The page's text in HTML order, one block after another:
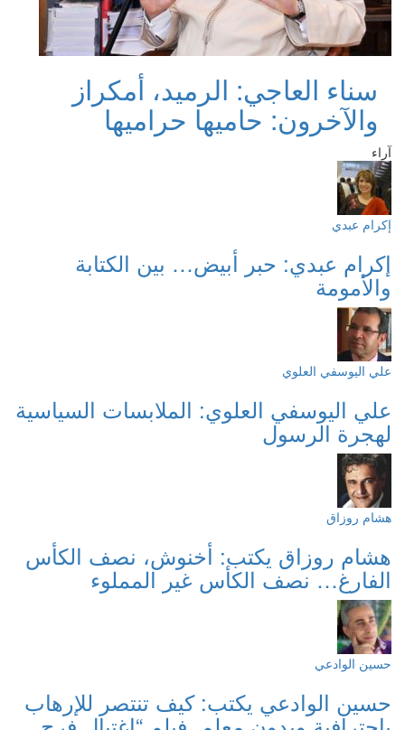
سناء العاجي: الرميد، أمكراز
والآخرون: حاميها حراميها
آراء
إكرام عبدي
إكرام عبدي: حبر أبيض… بين الكتابة
والأمومة
علي اليوسفي العلوي
علي اليوسفي العلوي: الملابسات السياسية
لهجرة الرسول
هشام روزاق
هشام روزاق يكتب: أخنوش، نصف الكأس
الفارغ… نصف الكأس غير المملوء
حسين الوادعي
حسين الوادعي يكتب: كيف تنتصر للإرهاب